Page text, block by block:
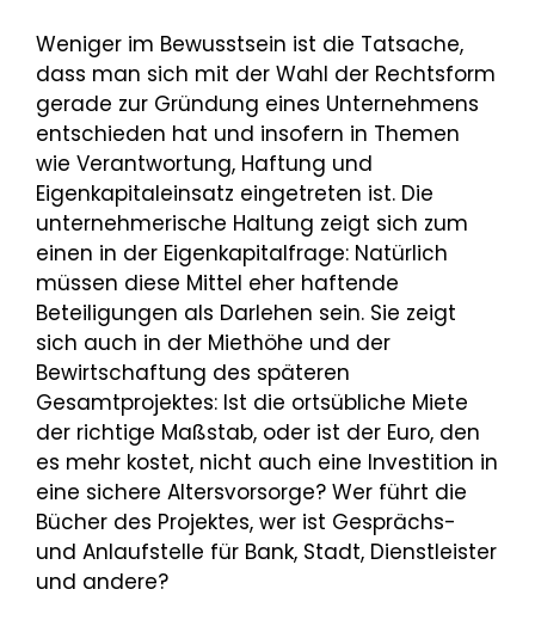
Weniger im Bewusstsein ist die Tatsache,
dass man sich mit der Wahl der Rechtsform
gerade zur Gründung eines Unternehmens
entschieden hat und insofern in Themen
wie Verantwortung, Haftung und
Eigenkapitaleinsatz eingetreten ist. Die
unternehmerische Haltung zeigt sich zum
einen in der Eigenkapitalfrage: Natürlich
müssen diese Mittel eher haftende
Beteiligungen als Darlehen sein. Sie zeigt
sich auch in der Miethöhe und der
Bewirtschaftung des späteren
Gesamtprojektes: Ist die ortsübliche Miete
der richtige Maßstab, oder ist der Euro, den
es mehr kostet, nicht auch eine Investition in
eine sichere Altersvorsorge? Wer führt die
Bücher des Projektes, wer ist Gesprächs-
und Anlaufstelle für Bank, Stadt, Dienstleister
und andere?